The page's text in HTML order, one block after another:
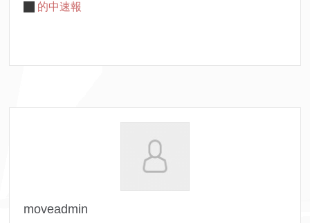
的中速報
moveadmin